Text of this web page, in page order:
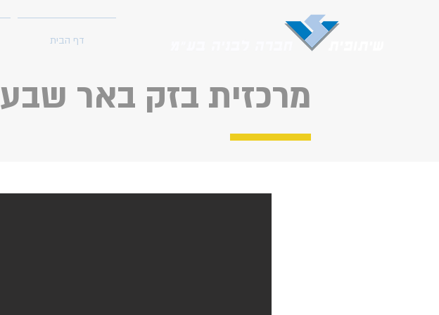
דף הבית
מרכזית בזק באר שבע